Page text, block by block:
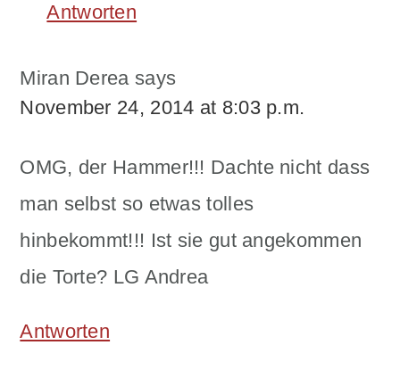
Antworten
Miran Derea says
November 24, 2014 at 8:03 p.m.
OMG, der Hammer!!! Dachte nicht dass
man selbst so etwas tolles
hinbekommt!!! Ist sie gut angekommen
die Torte? LG Andrea
Antworten